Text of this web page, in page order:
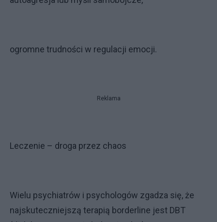
ogromne trudności w regulacji emocji.
Reklama
Leczenie – droga przez chaos
Wielu psychiatrów i psychologów zgadza się, że
najskuteczniejszą terapią borderline jest DBT